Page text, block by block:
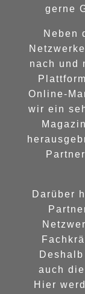
gerne
Neben
nach und
Online-
wir ein
Darüber
auch
Hier